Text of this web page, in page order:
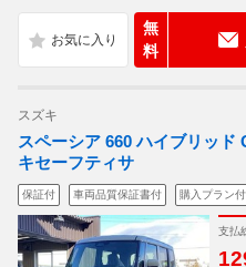
無
料
スズキ
スペーシア 660 ハイブリッド
キセーフティサ
保証付 車両品質保証書付 購入プラン付
支払